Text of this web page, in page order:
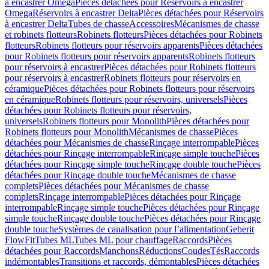
à encastrer OmegaPièces détachées pour Réservoirs à encastrer
OmegaRéservoirs à encastrer DeltaPièces détachées pour Réservoirs
à encastrer DeltaTubes de chasseAccessoiresMécanismes de chasse
et robinets flotteursRobinets flotteursPièces détachées pour Robinets
flotteursRobinets flotteurs pour réservoirs apparentsPièces détachées
pour Robinets flotteurs pour réservoirs apparentsRobinets flotteurs
pour réservoirs à encastrerPièces détachées pour Robinets flotteurs
pour réservoirs à encastrerRobinets flotteurs pour réservoirs en
céramiquePièces détachées pour Robinets flotteurs pour réservoirs
en céramiqueRobinets flotteurs pour réservoirs, universelsPièces
détachées pour Robinets flotteurs pour réservoirs,
universelsRobinets flotteurs pour MonolithPièces détachées pour
Robinets flotteurs pour MonolithMécanismes de chassePièces
détachées pour Mécanismes de chasseRinçage interrompablePièces
détachées pour Rinçage interrompableRinçage simple touchePièces
détachées pour Rinçage simple toucheRinçage double touchePièces
détachées pour Rinçage double toucheMécanismes de chasse
completsPièces détachées pour Mécanismes de chasse
completsRinçage interrompablePièces détachées pour Rinçage
interrompableRinçage simple touchePièces détachées pour Rinçage
simple toucheRinçage double touchePièces détachées pour Rinçage
double toucheSystèmes de canalisation pour l’alimentationGeberit
FlowFitTubes MLTubes ML pour chauffageRaccordsPièces
détachées pour RaccordsManchonsRéductionsCoudesTésRaccords
indémontablesTransitions et raccords, démontablesPièces détachées